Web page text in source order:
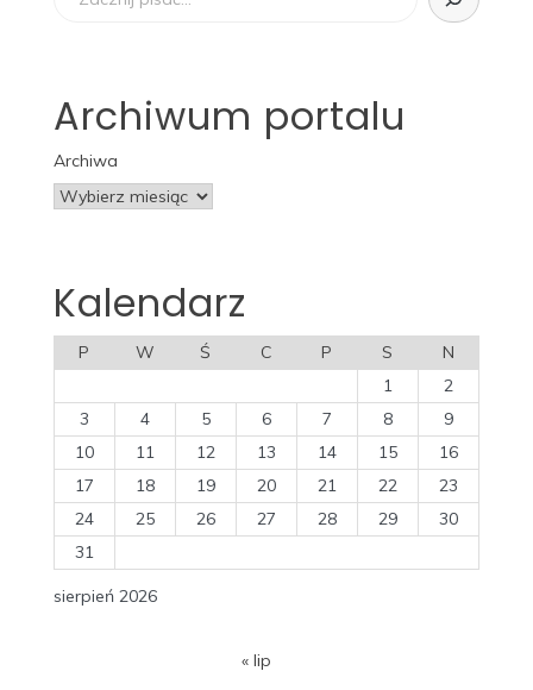
Archiwum portalu
Archiwa
Kalendarz
sierpień 2026
P W Ś C P S
N
1
2
3
4 5 6 7 8
9
10
11 12 13 14 15
16
17
18 19 20 21 22
23
24
25 26 27 28 29
30
31
« lip